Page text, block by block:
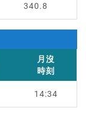
340.8
月沒
時刻
14:34